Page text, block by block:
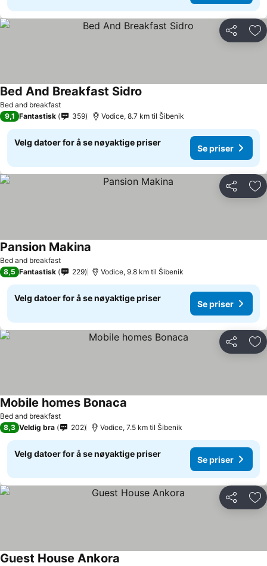
Del
Bed and breakfast
Bed And Breakfast Sidro
9,1 Fantastisk 359 Vodice, 8.7 km til Šibenik
Velg datoer for å se nøyaktige priser
Se priser
Del
Bed and breakfast
Pansion Makina
8,5 Fantastisk 229 Vodice, 9.8 km til Šibenik
Velg datoer for å se nøyaktige priser
Se priser
Del
Bed and breakfast
Mobile homes Bonaca
8,3 Veldig bra 202 Vodice, 7.5 km til Šibenik
Velg datoer for å se nøyaktige priser
Se priser
Del
Guest House Ankora